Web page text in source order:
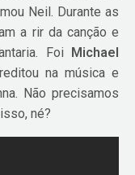
Neil. Durante as
a rir da canção e
Foi Michael
na música e
Não precisamos
né?